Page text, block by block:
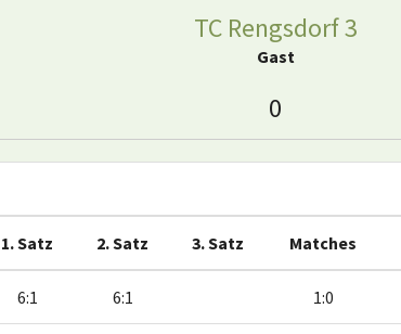
TC Rengsdorf 3
Gast
0
1. Satz 2. Satz 3. Satz Matches
6:1 6:1 1:0